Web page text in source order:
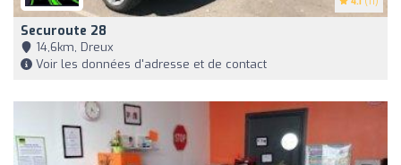
Securoute 28
14,6km, Dreux
Voir les données d'adresse et de contact